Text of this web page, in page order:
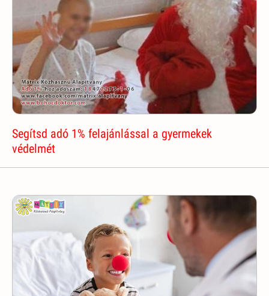
Segítsd adó 1% felajánlással a gyermekek
védelmét